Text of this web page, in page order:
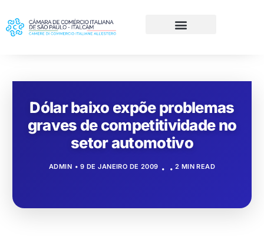
Dólar baixo expõe problemas
graves de competitividade no
setor automotivo
ADMIN 9 DE JANEIRO DE 2009 2 MIN READ